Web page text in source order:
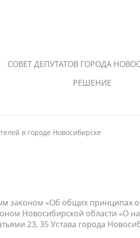
СОВЕТ ДЕПУТАТОВ ГОРОДА
РЕШЕНИЕ
в городе Новосибирске
законом «Об общих принципах
Новосибирской области «О
23, 35 Устава города